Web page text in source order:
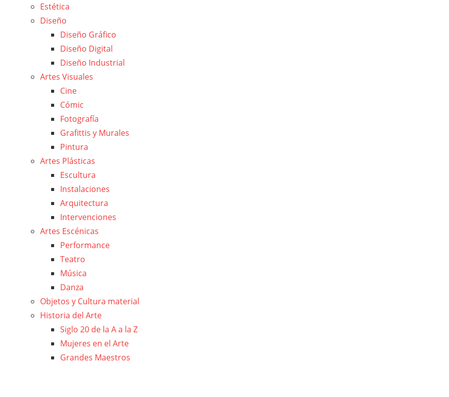
Estética
Diseño
Diseño Gráfico
Diseño Digital
Diseño Industrial
Artes Visuales
Cine
Cómic
Fotografía
Grafittis y Murales
Pintura
Artes Plásticas
Escultura
Instalaciones
Arquitectura
Intervenciones
Artes Escénicas
Performance
Teatro
Música
Danza
Objetos y Cultura material
Historia del Arte
Siglo 20 de la A a la Z
Mujeres en el Arte
Grandes Maestros